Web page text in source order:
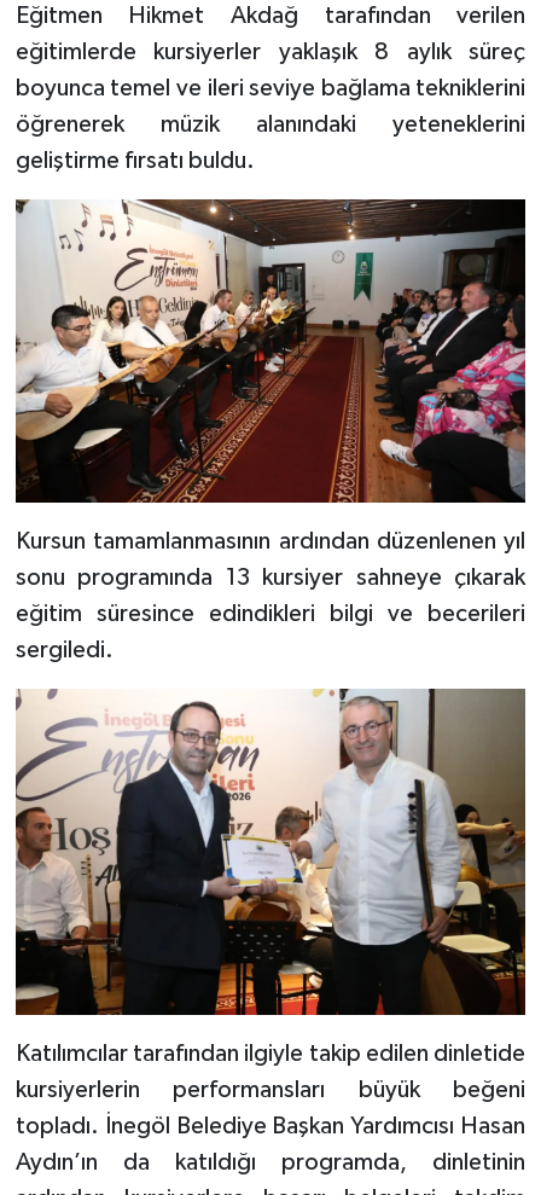
Eğitmen Hikmet Akdağ tarafından verilen
eğitimlerde kursiyerler yaklaşık 8 aylık süreç
boyunca temel ve ileri seviye bağlama tekniklerini
öğrenerek müzik alanındaki yeteneklerini
geliştirme fırsatı buldu.
Kursun tamamlanmasının ardından düzenlenen yıl
sonu programında 13 kursiyer sahneye çıkarak
eğitim süresince edindikleri bilgi ve becerileri
sergiledi.
Katılımcılar tarafından ilgiyle takip edilen dinletide
kursiyerlerin performansları büyük beğeni
topladı. İnegöl Belediye Başkan Yardımcısı Hasan
Aydın’ın da katıldığı programda, dinletinin